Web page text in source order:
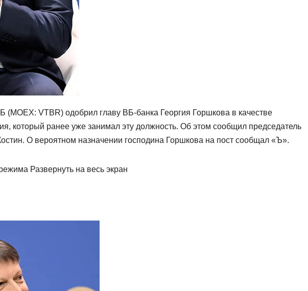
(MOEX: VTBR) одобрил главу ВБ-банка Георгия Горшкова в качестве
который ранее уже занимал эту должность. Об этом сообщил председатель
О вероятном назначении господина Горшкова на пост сообщал «Ъ».
Развернуть на весь экран